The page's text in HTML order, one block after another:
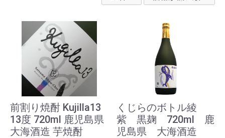
前割り焼酎 Kujilla13
13度 720ml 鹿児島県
大海酒造 芋焼酎
くじらのボトル綾
紫 黒麹 720ml 鹿
児島県 大海酒造